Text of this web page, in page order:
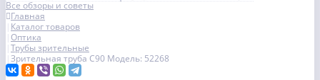
Все обзоры и советы
Главная
Каталог товаров
Оптика
Трубы зрительные
Зрительная труба C90 Модель: 52268